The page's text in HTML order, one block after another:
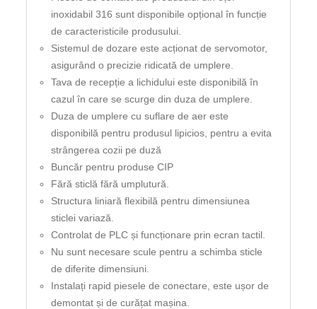
inoxidabil 316 sunt disponibile opțional în funcție
de caracteristicile produsului.
Sistemul de dozare este acționat de servomotor,
asigurând o precizie ridicată de umplere.
Tava de recepție a lichidului este disponibilă în
cazul în care se scurge din duza de umplere.
Duza de umplere cu suflare de aer este
disponibilă pentru produsul lipicios, pentru a evita
strângerea cozii pe duză
Buncăr pentru produse CIP
Fără sticlă fără umplutură.
Structura liniară flexibilă pentru dimensiunea
sticlei variază.
Controlat de PLC și funcționare prin ecran tactil.
Nu sunt necesare scule pentru a schimba sticle
de diferite dimensiuni.
Instalați rapid piesele de conectare, este ușor de
demontat și de curățat mașina.